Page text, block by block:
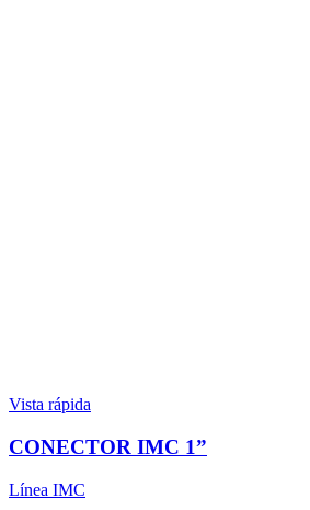
Vista rápida
CONECTOR IMC 1”
Línea IMC